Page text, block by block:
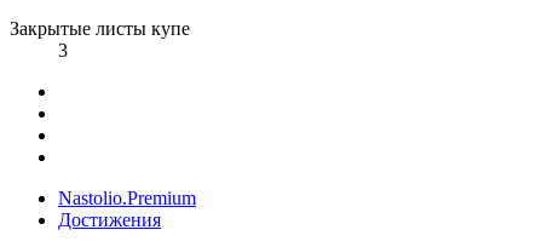
Закрытые листы купе
3
Nastolio.Premium
Достижения